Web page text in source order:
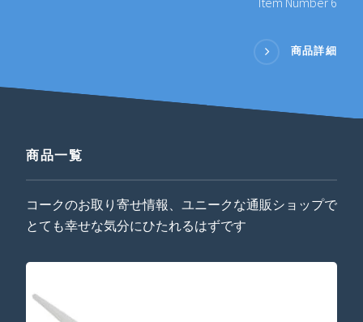
商品詳細
商品一覧
コークのお取り寄せ情報、ユニークな通販ショップで
とても幸せな気分にひたれるはずです